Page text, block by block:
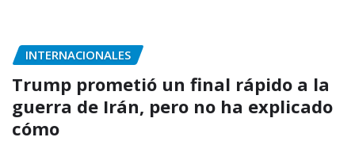
INTERNACIONALES
Trump prometió un final rápido a la
guerra de Irán, pero no ha explicado
cómo